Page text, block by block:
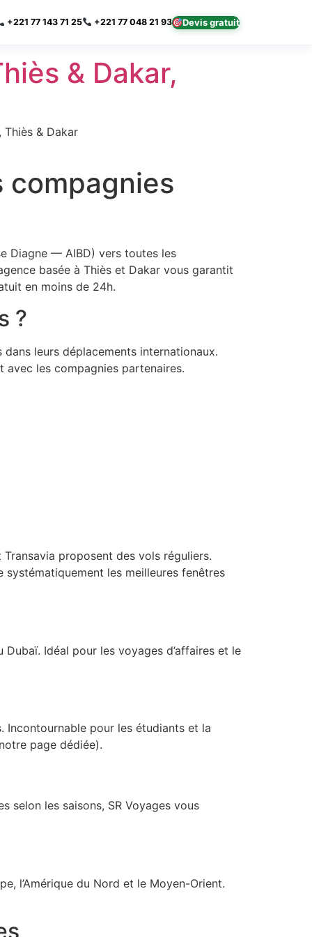
+221 77 143 71 25 +221 77 048 21 93 Devis gratuit
& Dakar,
& Dakar
compagnies
Diagne — AIBD) vers toutes les
basée à Thiès et Dakar vous garantit
en moins de 24h.
?
dans leurs déplacements internationaux.
les compagnies partenaires.
Transavia proposent des vols réguliers.
les meilleures fenêtres
Idéal pour les voyages d’affaires et le
Incontournable pour les étudiants et la
page dédiée).
selon les saisons, SR Voyages vous
l’Amérique du Nord et le Moyen-Orient.